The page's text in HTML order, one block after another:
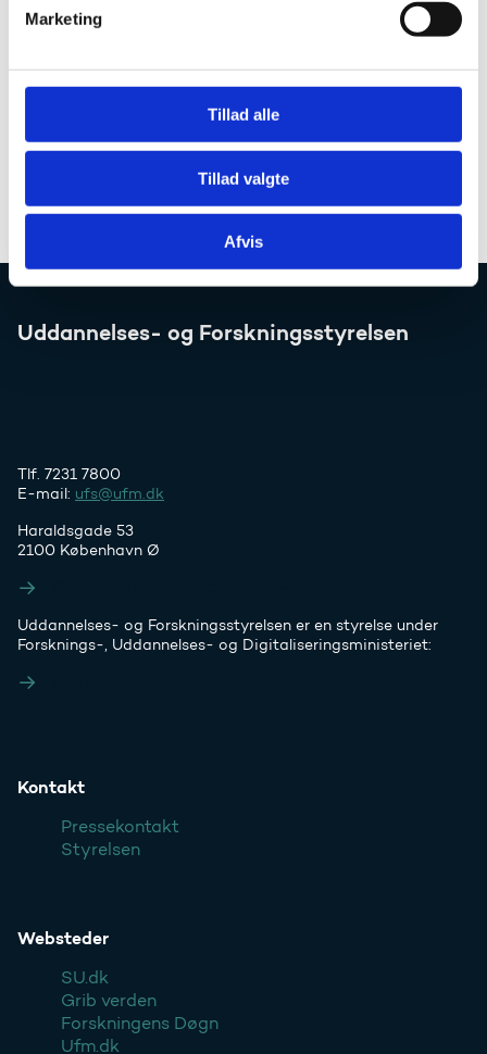
Marketing
Tillad alle
Tillad valgte
Afvis
Har du spørgsmål vedr. evt. ændringer i jeres
godkendte projekt, kontakt
Ane Kristine Coster,
Uddannelses- og Forskningsstyrelsen
Tlf. 7231 7800
E-mail: ufs@ufm.dk
Haraldsgade 53
2100 København Ø
Uddannelses- og Forskningsstyrelsen er en styrelse under
Forsknings-, Uddannelses- og Digitaliseringsministeriet:
Kontakt
Pressekontakt
Styrelsen
Websteder
SU.dk
Grib verden
Forskningens Døgn
Ufm.dk